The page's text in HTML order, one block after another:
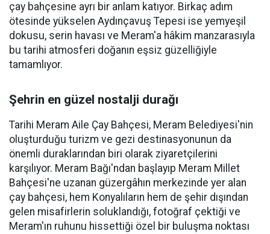
çay bahçesine ayrı bir anlam katıyor. Birkaç adım
ötesinde yükselen Aydınçavuş Tepesi ise yemyeşil
dokusu, serin havası ve Meram'a hâkim manzarasıyla
bu tarihi atmosferi doğanın eşsiz güzelliğiyle
tamamlıyor.
Şehrin en güzel nostalji durağı
Tarihi Meram Aile Çay Bahçesi, Meram Belediyesi'nin
oluşturduğu turizm ve gezi destinasyonunun da
önemli duraklarından biri olarak ziyaretçilerini
karşılıyor. Meram Bağı'ndan başlayıp Meram Millet
Bahçesi'ne uzanan güzergâhın merkezinde yer alan
çay bahçesi, hem Konyalıların hem de şehir dışından
gelen misafirlerin soluklandığı, fotoğraf çektiği ve
Meram'ın ruhunu hissettiği özel bir buluşma noktası